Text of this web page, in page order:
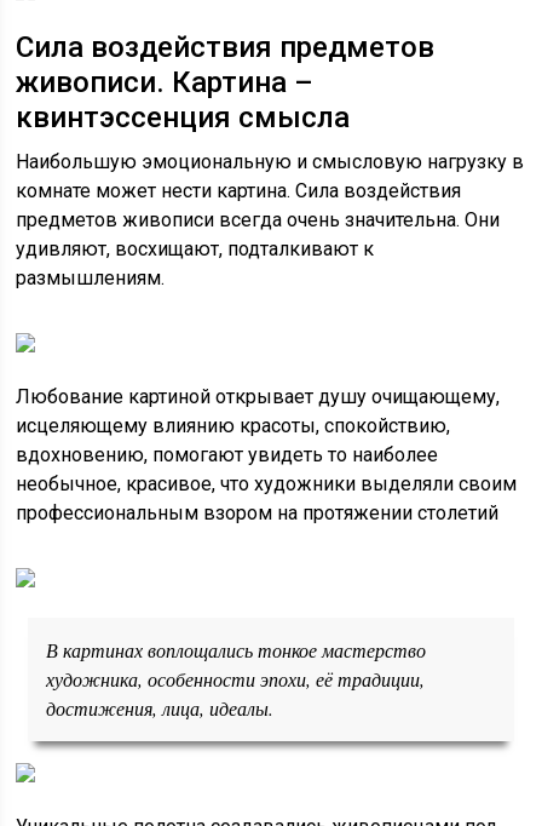
Сила воздействия предметов
живописи. Картина –
квинтэссенция смысла
Наибольшую эмоциональную и смысловую нагрузку в
комнате может нести картина. Сила воздействия
предметов живописи всегда очень значительна. Они
удивляют, восхищают, подталкивают к
размышлениям.
Любование картиной открывает душу очищающему,
исцеляющему влиянию красоты, спокойствию,
вдохновению, помогают увидеть то наиболее
необычное, красивое, что художники выделяли своим
профессиональным взором на протяжении столетий
В картинах воплощались тонкое мастерство
художника, особенности эпохи, её традиции,
достижения, лица, идеалы.